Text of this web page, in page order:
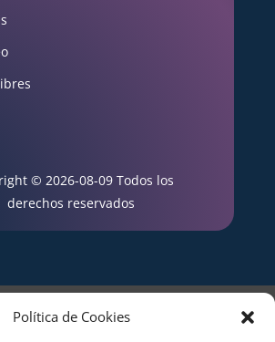
Política de Cookies
© 2026-08-09 Todos los
derechos reservados
Política de Privacidad